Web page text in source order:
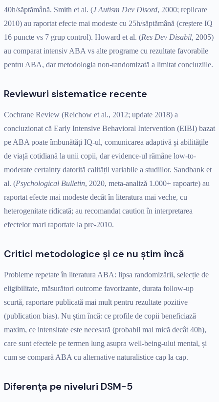
40h/săptămână. Smith et al. (J Autism Dev Disord, 2000; replicare
2010) au raportat efecte mai modeste cu 25h/săptămână (creștere IQ
16 puncte vs 7 grup control). Howard et al. (Res Dev Disabil, 2005)
au comparat intensiv ABA vs alte programe cu rezultate favorabile
pentru ABA, dar metodologia non-randomizată a limitat concluziile.
Reviewuri sistematice recente
Cochrane Review (Reichow et al., 2012; update 2018) a
concluzionat că Early Intensive Behavioral Intervention (EIBI) bazat
pe ABA poate îmbunătăți IQ-ul, comunicarea adaptivă și abilitățile
de viață cotidiană la unii copii, dar evidence-ul rămâne low-to-
moderate certainty datorită calității variabile a studiilor. Sandbank et
al. (Psychological Bulletin, 2020, meta-analiză 1.000+ rapoarte) au
raportat efecte mai modeste decât în literatura mai veche, cu
heterogenitate ridicată; au recomandat caution în interpretarea
efectelor mari raportate la pre-2010.
Critici metodologice și ce nu știm încă
Probleme repetate în literatura ABA: lipsa randomizării, selecție de
eligibilitate, măsurători outcome favorizante, durata follow-up
scurtă, raportare publicată mai mult pentru rezultate pozitive
(publication bias). Nu știm încă: ce profile de copii beneficiază
maxim, ce intensitate este necesară (probabil mai mică decât 40h),
care sunt efectele pe termen lung asupra well-being-ului mental, și
cum se compară ABA cu alternative naturalistice cap la cap.
Diferența pe niveluri DSM-5